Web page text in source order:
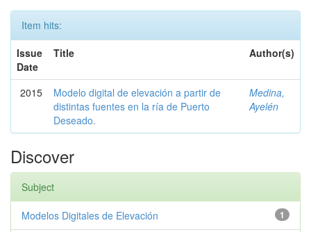
Item hits:
Issue
Date
Title Author(s)
2015
Modelo digital de elevación a partir de
distintas fuentes en la ría de Puerto
Deseado.
Medina,
Ayelén
Discover
Subject
1
Modelos Digitales de Elevación